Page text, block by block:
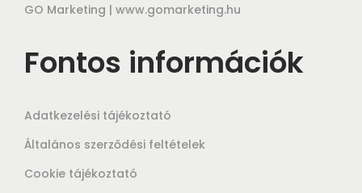
GO Marketing | www.gomarketing.hu
Fontos információk
Adatkezelési tájékoztató
Általános szerződési feltételek
Cookie tájékoztató